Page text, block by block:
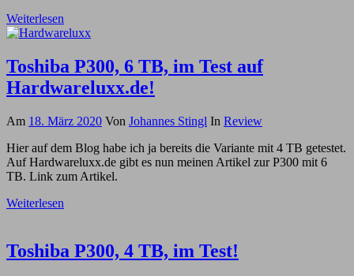
Weiterlesen
Toshiba P300, 6 TB, im Test auf
Hardwareluxx.de!
Am 18. März 2020 Von Johannes Stingl In Review
Hier auf dem Blog habe ich ja bereits die Variante mit 4 TB getestet.
Auf Hardwareluxx.de gibt es nun meinen Artikel zur P300 mit 6
TB. Link zum Artikel.
Weiterlesen
Toshiba P300, 4 TB, im Test!